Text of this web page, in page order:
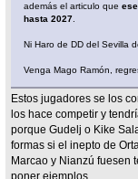
además el articulo que
hasta 2027
Ni Haro de DD del Sevilla
Venga Mago Ramón,
Estos jugadores se los
los hace competir y
porque Gudelj o Kike
formas si el inepto de
Marcao y Nianzú fuesen
poner ejemplos.